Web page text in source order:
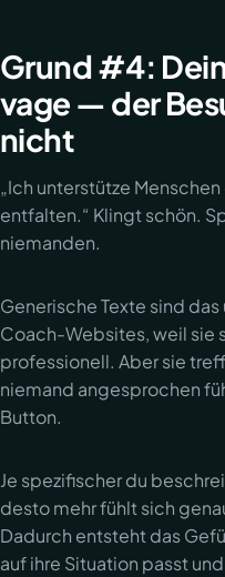
Grund #4:
vage — der
nicht
„Ich unterstütze
entfalten.“ Klingt schön.
niemanden.
Generische Texte sind
Coach-Websites, weil sie
professionell. Aber sie
niemand angesprochen
Button.
Je spezifischer du
desto mehr fühlt sich
Dadurch entsteht das
auf ihre Situation passt